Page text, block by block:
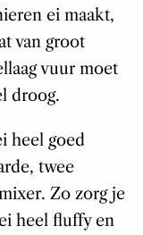
ei maakt,
van groot
vuur moet
droog.
heel goed
twee
Zo zorg je
heel fluffy en